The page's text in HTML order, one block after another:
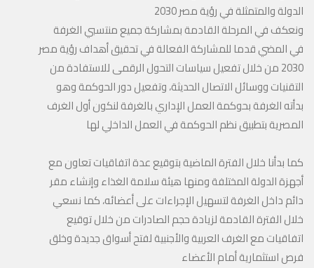
الدولة والمتمثلة في رؤية مصر 2030
ونعكف في المرحلة القادمة بمشاركة جميع منتسبي الغرفة
في المضي قدما للمشاركة الفعالة في تحقيق أهداف رؤية مصر
2030 من خلال تفعيل سياسات التحول الرقمى للاستفادة من
التقنيات ووسائل الاتصال الحديثة، وتفعيل دور الحوكمة وهو
بدأته الغرفة بحوكمة العمل الإداري بالغرفة لنكون أول الغرف
المصرية بتطبيق نظم الحوكمة في العمل الداخلي لها
كما بدأنا خلال الفترة الماضية بتوقيع عدة اتفاقيات تعاون مع
أجهزة الدولة المختلفة ومنها هيئة سلامة الغذاء وإنشاء مقر
دائم داخل الغرفة لتسهيل الإجراءات على أعضائه، كما نسعي
خلال الفترة القادمة لزيادة حجم الصادرات من خلال توقيع
اتفاقيات مع الغرف العربية والأجنبية لفتح أسواق جديدة وخلق
فرص استثمارية أمام الأعضاء